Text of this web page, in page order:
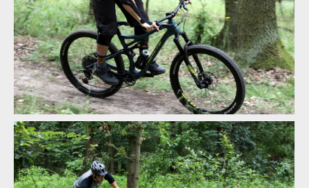
Test: Whyte T130 - trailbike, co si jede ve vlastní kategorii
Test: Whyte T130 - trailbike, co si jede ve vlastní kategorii
Test: Whyte T130 - trailbike, co si jede ve vlastní kategorii
Test: Whyte T130 - trailbike, co si jede ve vlastní kategorii
Test: Whyte T130 - trailbike, co si jede ve vlastní kategorii